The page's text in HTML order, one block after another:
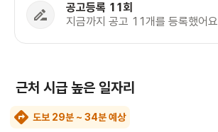
공고등록 11회
지금까지 공고 11개를 등록했어요
근처 시급 높은 일자리
도보 29분 ~ 34분 예상